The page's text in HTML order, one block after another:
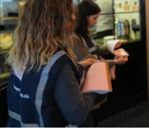
denetiml
eri
artırıyor!